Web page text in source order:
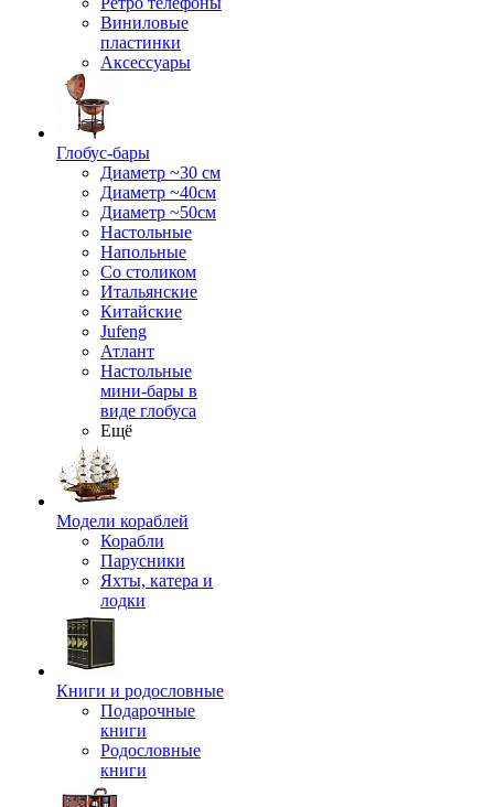
Виниловые
пластинки
Аксессуары
Глобус-бары
Диаметр ~30 см
Диаметр ~40см
Диаметр ~50см
Настольные
Напольные
Со столиком
Итальянские
Китайские
Jufeng
Атлант
Настольные
мини-бары в
виде глобуса
Ещё
Модели кораблей
Корабли
Парусники
Яхты, катера и
лодки
Книги и родословные
Подарочные
книги
Родословные
книги